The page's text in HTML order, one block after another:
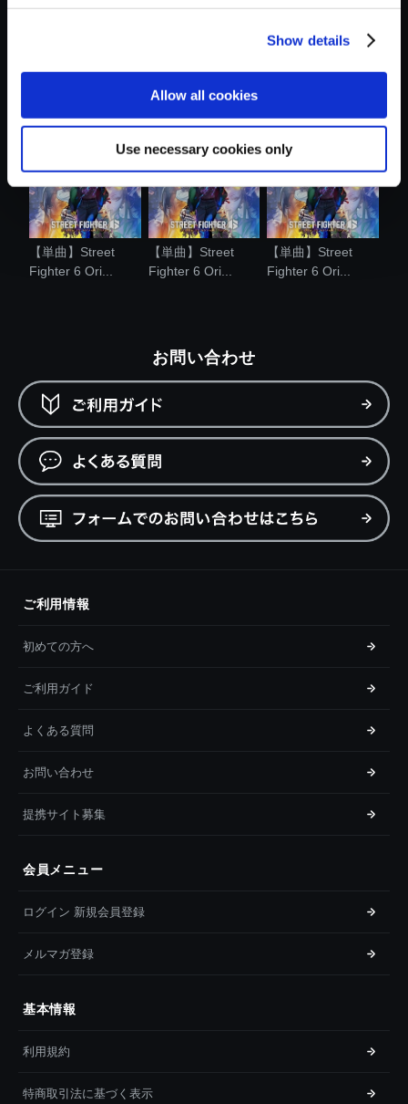
Show details
Allow all cookies
Use necessary cookies only
【単曲】Street
【単曲】Street
Fighter 6 Ori...
【単曲】Street
【単曲】Street
Fighter 6 Ori...
【単曲】Street
Fighter 6 Ori...
【単曲】Street
Fighter 6 Ori...
お問い合わせ
ご利用情報
初めての方へ
ご利用ガイド
よくある質問
お問い合わせ
提携サイト募集
会員メニュー
ログイン 新規会員登録
メルマガ登録
基本情報
利用規約
特商取引法に基づく表示